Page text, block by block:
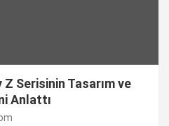
Serisinin Tasarım ve
Anlattı